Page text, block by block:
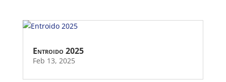
Entroido 2025
Feb 13, 2025